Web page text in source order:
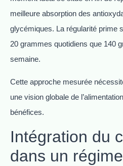
meilleure absorption des
glycémiques. La régularité prime
20 grammes quotidiens que 140
semaine.
Cette approche mesurée
une vision globale de
bénéfices.
Intégration du
dans un